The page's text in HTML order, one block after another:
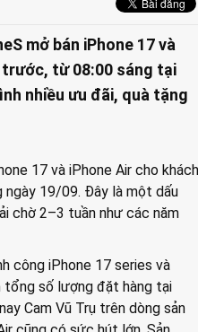
mở bán iPhone 17 và
trước, từ 08:00 sáng tại
nhiều ưu đãi, quà tặng
17 và iPhone Air cho khách
19/09. Đây là một dấu
chờ 2–3 tuần như các năm
công iPhone 17 series và
tổng số lượng đặt hàng tại
Cam Vũ Trụ trên dòng sản